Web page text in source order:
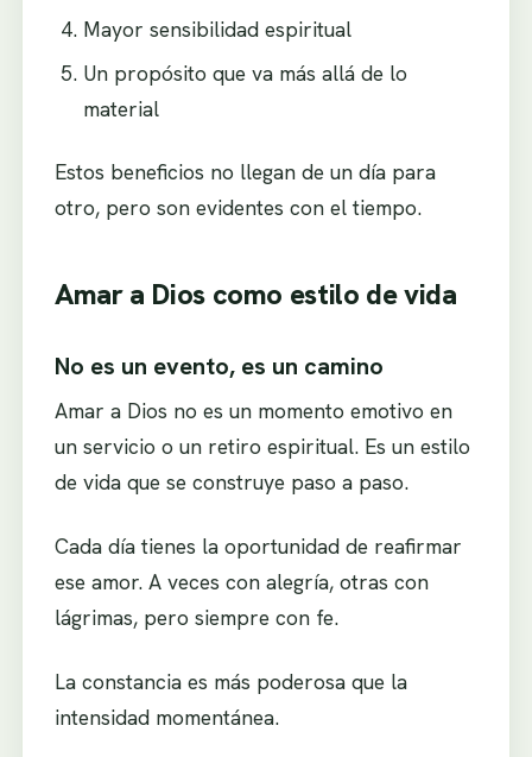
Mayor sensibilidad espiritual
Un propósito que va más allá de lo
material
Estos beneficios no llegan de un día para
otro, pero son evidentes con el tiempo.
Amar a Dios como estilo de vida
No es un evento, es un camino
Amar a Dios no es un momento emotivo en
un servicio o un retiro espiritual. Es un estilo
de vida que se construye paso a paso.
Cada día tienes la oportunidad de reafirmar
ese amor. A veces con alegría, otras con
lágrimas, pero siempre con fe.
La constancia es más poderosa que la
intensidad momentánea.